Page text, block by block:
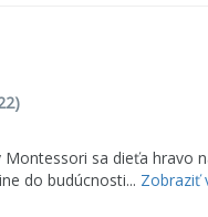
sa dieťa hravo
do budúcnosti... Zobraziť